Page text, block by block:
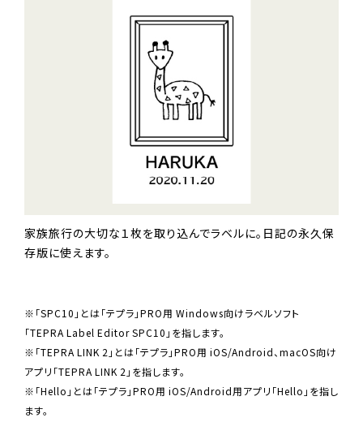
家族旅行の大切な１枚を取り込んでラベルに。日記の永久保
存版に使えます。
※「SPC10」とは「テプラ」PRO用 Windows向けラベルソフト
「TEPRA Label Editor SPC10」を指します。
※「TEPRA LINK 2」とは「テプラ」PRO用 iOS/Android、macOS向け
アプリ「TEPRA LINK 2」を指します。
※「Hello」とは「テプラ」PRO用 iOS/Android用アプリ「Hello」を指し
ます。